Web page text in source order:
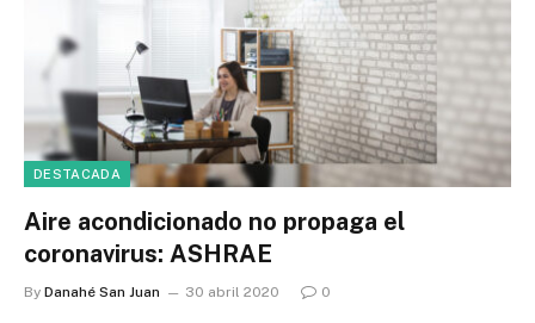
DESTACADA
Aire acondicionado no propaga el
coronavirus: ASHRAE
By Danahé San Juan 30 abril 2020 0